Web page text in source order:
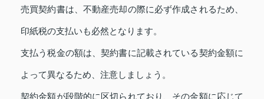
売買契約書は、不動産売却の際に必ず作成されるため、
印紙税の支払いも必然となります。
支払う税金の額は、契約書に記載されている契約金額に
よって異なるため、注意しましょう。
契約金額が段階的に区切られており、その金額に応じて